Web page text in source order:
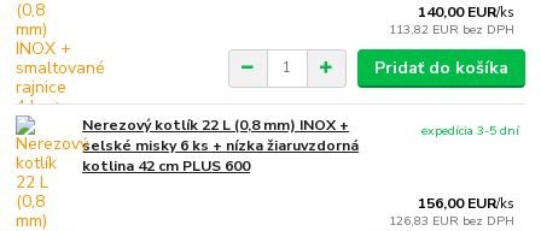
140,00 EUR/ks
113,82 EUR bez DPH
Pridať do košíka
Nerezový kotlík 22 L (0,8 mm) INOX +
selské misky 6 ks + nízka žiaruvzdorná
kotlina 42 cm PLUS 600
156,00 EUR/ks
126,83 EUR bez DPH
expedícia 3-5 dní